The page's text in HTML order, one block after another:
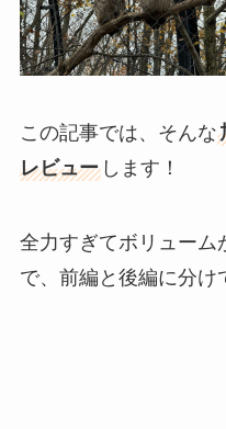
この記事では、そんな
レビューします！
全力すぎてボリューム
で、前編と後編に分け